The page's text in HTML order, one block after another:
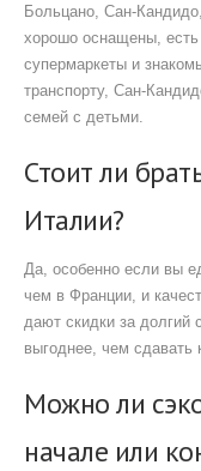
Больцано, Сан-
хорошо оснащены, есть
супермаркеты и
транспорту, Сан-
семей с детьми.
Стоит ли
Италии?
Да, особенно если вы
чем в Франции, и
дают скидки за
выгоднее, чем сдавать
Можно ли
начале или